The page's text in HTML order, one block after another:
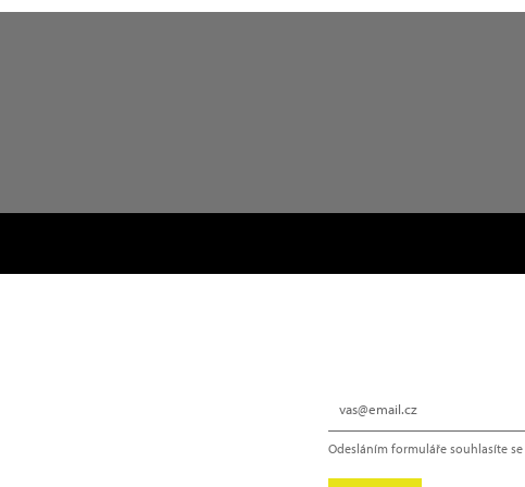
Odesláním formuláře souhlasíte se